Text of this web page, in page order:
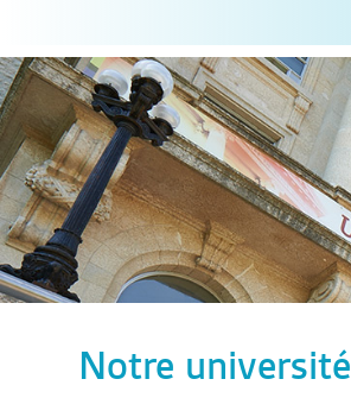
Notre université